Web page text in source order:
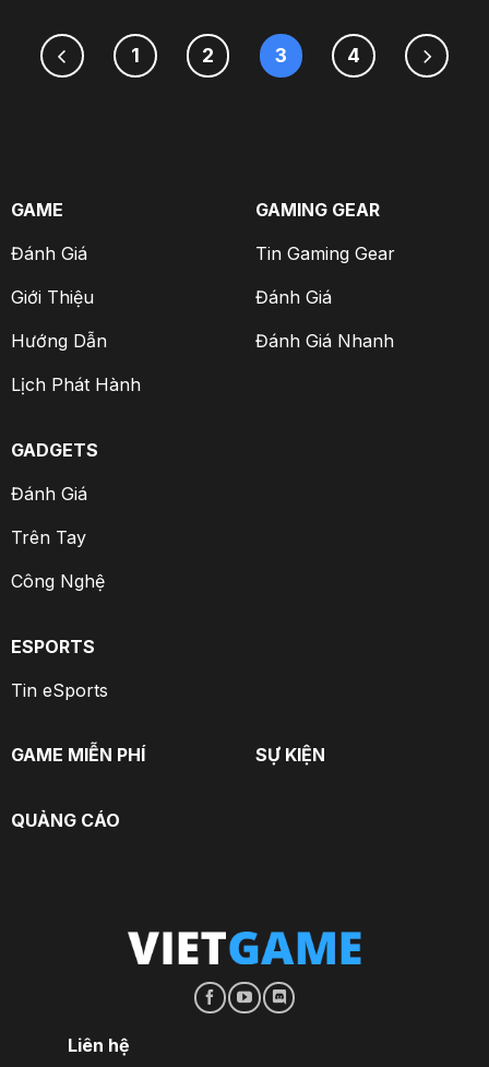
1 2 3 4
GAME
Đánh Giá
Giới Thiệu
Hướng Dẫn
Lịch Phát Hành
GAMING GEAR
Tin Gaming Gear
Đánh Giá
Đánh Giá Nhanh
GADGETS
Đánh Giá
Trên Tay
Công Nghệ
ESPORTS
Tin eSports
GAME MIỄN PHÍ SỰ KIỆN
QUẢNG CÁO
Liên hệ